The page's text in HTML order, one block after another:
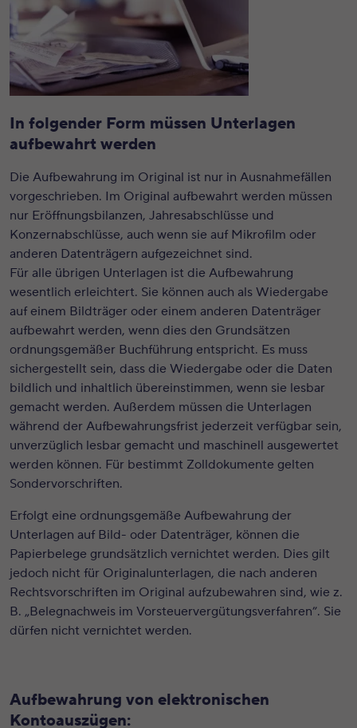
In folgender Form müssen Unterlagen
aufbewahrt werden
Die Aufbewahrung im Original ist nur in Ausnahmefällen
vorgeschrieben. Im Original aufbewahrt werden müssen
nur Eröffnungsbilanzen, Jahresabschlüsse und
Konzernabschlüsse, auch wenn sie auf Mikrofilm oder
anderen Datenträgern aufgezeichnet sind.
Für alle übrigen Unterlagen ist die Aufbewahrung
wesentlich erleichtert. Sie können auch als Wiedergabe
auf einem Bildträger oder einem anderen Datenträger
aufbewahrt werden, wenn dies den Grundsätzen
ordnungsgemäßer Buchführung entspricht. Es muss
sichergestellt sein, dass die Wiedergabe oder die Daten
bildlich und inhaltlich übereinstimmen, wenn sie lesbar
gemacht werden. Außerdem müssen die Unterlagen
während der Aufbewahrungsfrist jederzeit verfügbar sein,
unverzüglich lesbar gemacht und maschinell ausgewertet
werden können. Für bestimmt Zolldokumente gelten
Sondervorschriften.
Erfolgt eine ordnungsgemäße Aufbewahrung der
Unterlagen auf Bild- oder Datenträger, können die
Papierbelege grundsätzlich vernichtet werden. Dies gilt
jedoch nicht für Originalunterlagen, die nach anderen
Rechtsvorschriften im Original aufzubewahren sind, wie z.
B. „Belegnachweis im Vorsteuervergütungsverfahren”. Sie
dürfen nicht vernichtet werden.
Aufbewahrung von elektronischen
Kontoauszügen: